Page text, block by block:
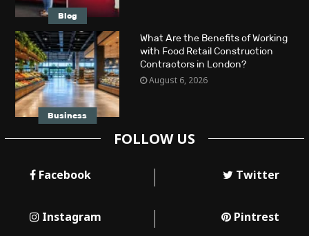
Blog
Business
What Are the Benefits of Working
with Food Retail Construction
Contractors in London?
August 6, 2026
FOLLOW US
Facebook Twitter
Instagram Pintrest